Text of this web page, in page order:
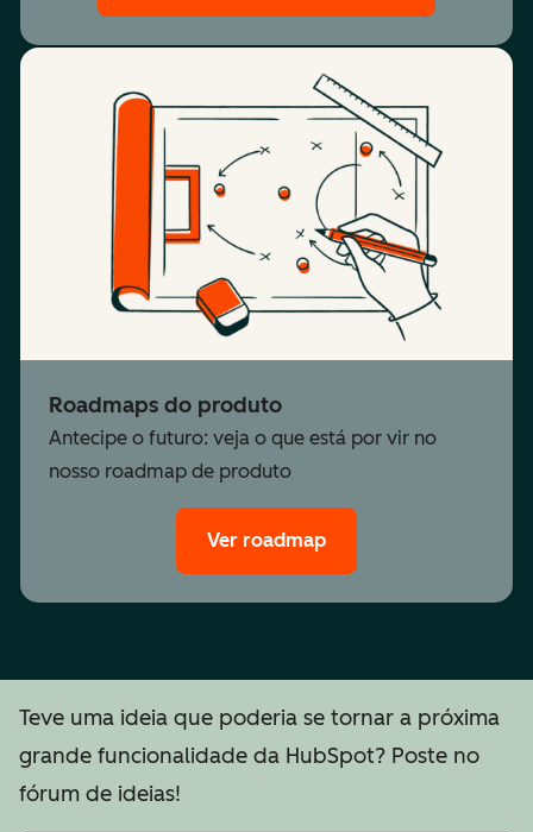
Roadmaps do produto
Antecipe o futuro: veja o que está por vir no
nosso roadmap de produto
Ver roadmap
Teve uma ideia que poderia se tornar a próxima
grande funcionalidade da HubSpot? Poste no
fórum de ideias!